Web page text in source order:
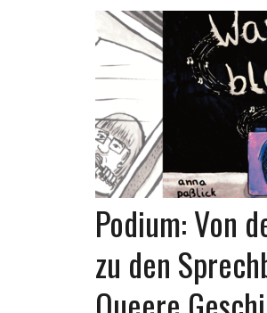
Podium: Von
zu den